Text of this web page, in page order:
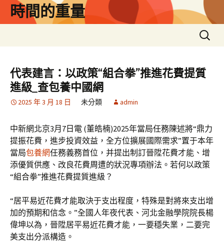
時間的重量
搜
尋
鍵
字:
代表建言：以政策“組合拳”推進花費提質
進級_查包養中國網
2025 年 3 月 18 日 未分類 admin
中新網北京3月7日電 (董皓楠)2025年當局任務陳述將“鼎力
提振花費，進步投資效益，全方位擴展國際需求”置于本年
當局包養網任務義務首位，并提出制訂晉陞花費才能、增
添優質供應、改良花費周遭的狀況專項辦法。若何以政策
“組合拳”推進花費提質進級？
“居平易近花費才能取決于支出程度，特殊是對將來支出增
加的預期和信念。”全國人年夜代表、河北金融學院院長楊
偉坤以為，晉陞居平易近花費才能，一要穩失業，二要完
美支出分派構造。